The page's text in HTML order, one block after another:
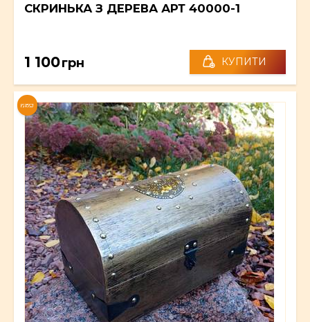
СКРИНЬКА З ДЕРЕВА АРТ 40000-1
1 100грн КУПИТИ
NEW